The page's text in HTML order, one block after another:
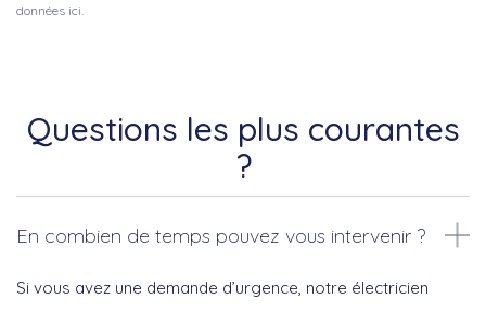
données ici.
Questions les plus courantes
?
En combien de temps pouvez vous intervenir ?
Si vous avez une demande d’urgence, notre électricien